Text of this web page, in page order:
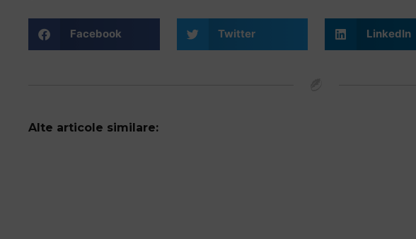
Facebook Twitter LinkedIn
Alte articole similare: